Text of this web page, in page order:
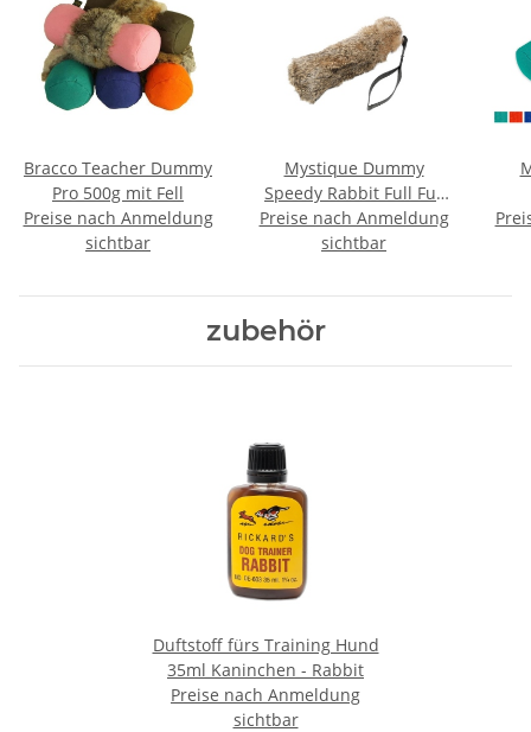
Bracco Teacher Dummy
Pro 500g mit Fell
Preise nach Anmeldung
sichtbar
Mystique Dummy
Speedy Rabbit Full Fur
mit Fell 250g
Preise nach Anmeldung
sichtbar
zubehör
Duftstoff fürs Training Hund
35ml Kaninchen - Rabbit
Preise nach Anmeldung
sichtbar